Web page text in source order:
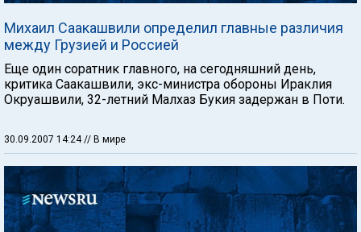
Михаил Саакашвили определил главные различия
между Грузией и Россией
Еще один соратник главного, на сегодняшний день,
критика Саакашвили, экс-министра обороны Ираклия
Окруашвили, 32-летний Малхаз Букия задержан в Поти.
30.09.2007 14:24// В мире